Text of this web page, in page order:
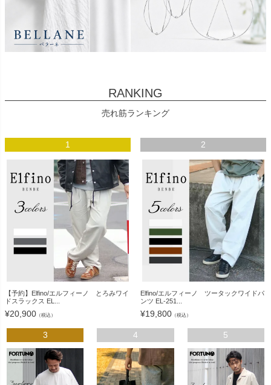
RANKING
売れ筋ランキング
1
【予約】Elfino/エルフィーノ とろみワイ
ドスラックス EL...
¥20,900 （税込）
2
Elfino/エルフィーノ ツータックワイドパ
ンツ EL-251...
¥19,800 （税込）
3 4 5